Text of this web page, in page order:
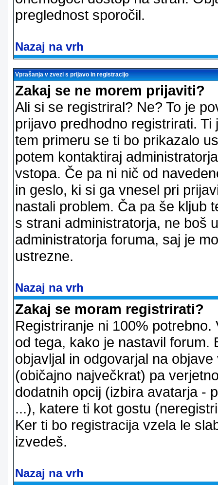
preglednost sporočil.
Nazaj na vrh
Vprašanja v zvezi s prijavo in registracijo
Zakaj se ne morem prijaviti?
Ali si se registriral? Ne? To je
prijavo predhodno registrirati.
tem primeru se ti bo prikazalo
potem kontaktiraj
vstopa. Če pa ni nič od
in geslo, ki si ga vnesel pri
nastali problem. Ča pa še kljub
s strani administratorja, ne boš
administratorja foruma, saj je
ustrezne.
Nazaj na vrh
Zakaj se moram registrirati?
Registriranje ni 100%
od tega, kako je nastavil forum.
objavljal in odgovarjal na
(običajno največkrat) pa
dodatnih opcij (izbira avatarja -
...), katere ti kot gostu
Ker ti bo registracija vzela le
izvedeš.
Nazaj na vrh